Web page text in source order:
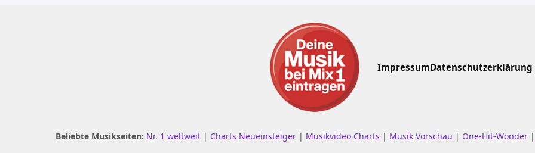
ImpressumDatenschutzerklärung
Beliebte Musikseiten: Nr. 1 weltweit | Charts Neueinsteiger | Musikvideo Charts | Musik Vorschau | One-Hit-Wonder